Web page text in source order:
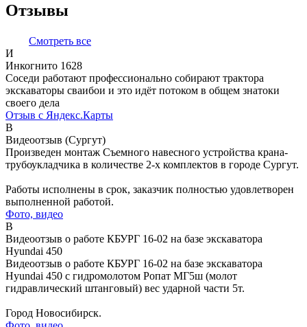
Отзывы
Смотреть все
И
Инкогнито 1628
Соседи работают профессионально собирают трактора
экскаваторы сваибои и это идёт потоком в общем знатоки
своего дела
Отзыв с Яндекс.Карты
В
Видеоотзыв (Сургут)
Произведен монтаж Съемного навесного устройства крана-
трубоукладчика в количестве 2-х комплектов в городе Сургут.
Работы исполнены в срок, заказчик полностью удовлетворен
выполненной работой.
Фото, видео
В
Видеоотзыв о работе КБУРГ 16-02 на базе экскаватора
Hyundai 450
Видеоотзыв о работе КБУРГ 16-02 на базе экскаватора
Hyundai 450 с гидромолотом Ропат MГ5ш (молот
гидравлический штанговый) вес ударной части 5т.
Город Новосибирск.